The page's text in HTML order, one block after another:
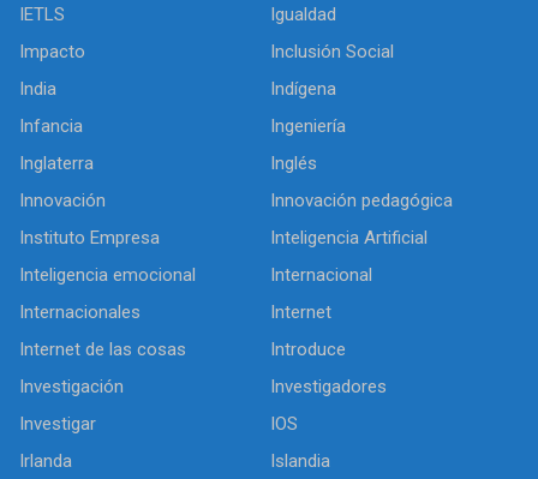
IETLS
Igualdad
Impacto
Inclusión Social
India
Indígena
Infancia
Ingeniería
Inglaterra
Inglés
Innovación
Innovación pedagógica
Instituto Empresa
Inteligencia Artificial
Inteligencia emocional
Internacional
Internacionales
Internet
Internet de las cosas
Introduce
Investigación
Investigadores
Investigar
IOS
Irlanda
Islandia